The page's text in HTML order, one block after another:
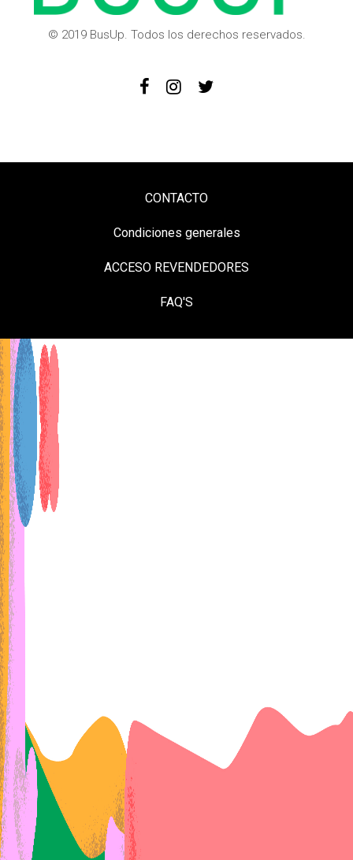
© 2019 BusUp. Todos los derechos reservados.
CONTACTO
Condiciones generales
ACCESO REVENDEDORES
FAQ'S